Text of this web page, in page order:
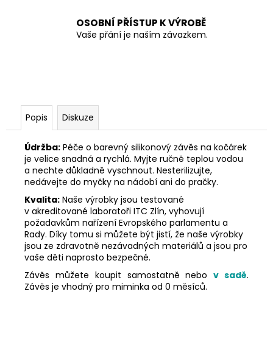
OSOBNÍ PŘÍSTUP K VÝROBĚ
Vaše přání je naším závazkem.
Popis Diskuze
Údržba: Péče o barevný silikonový závěs na kočárek
je velice snadná a rychlá. Myjte ručně teplou vodou
a nechte důkladně vyschnout. Nesterilizujte,
nedávejte do myčky na nádobí ani do pračky.
Kvalita: Naše výrobky jsou testované
v akreditované laboratoři ITC Zlín, vyhovují
požadavkům nařízení Evropského parlamentu a
Rady. Díky tomu si můžete být jistí, že naše výrobky
jsou ze zdravotně nezávadných materiálů a jsou pro
vaše děti naprosto bezpečné.
Závěs můžete koupit samostatně nebov sadě.
Závěs je vhodný pro miminka od 0 měsíců.